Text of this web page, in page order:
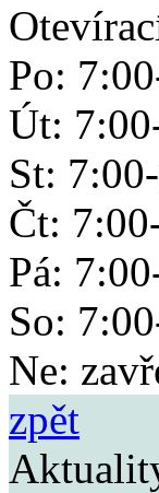
Po:
Út:
St:
Čt:
Pá:
So:
Ne:
zpět